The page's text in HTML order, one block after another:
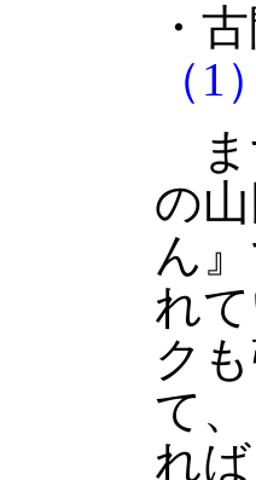
・
（1
ま
の
ん
れ
ク
て
れ